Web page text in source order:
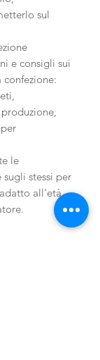
sul
e consigli sui
le
stessi per
all'età